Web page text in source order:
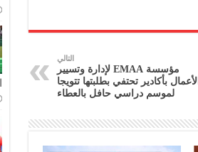
التالي
مؤسسة EMAA لإدارة وتسيير
الأعمال بأكادير تحتفي بطلبتها تتويجا
لموسم دراسي حافل بالعطاء